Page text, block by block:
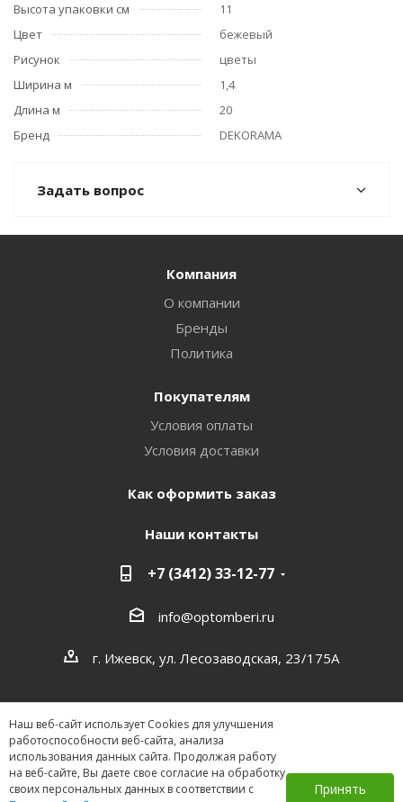
Высота упаковки см
11
Цвет
бежевый
Рисунок
цветы
Ширина м
1,4
Длина м
20
Бренд
DEKORAMA
Задать вопрос
Наш веб-сайт использует Cookies для улучшения
работоспособности веб-сайта, анализа
использования данных сайта. Продолжая работу
на веб-сайте, Вы даете свое согласие на обработку
своих персональных данных в соответствии с
Принять
Компания
О компании
Бренды
Политика
Покупателям
Условия оплаты
Условия доставки
Как оформить заказ
Наши контакты
+7 (3412) 33-12-77
info@optomberi.ru
г. Ижевск, ул. Лесозаводская, 23/175А
2026 ©